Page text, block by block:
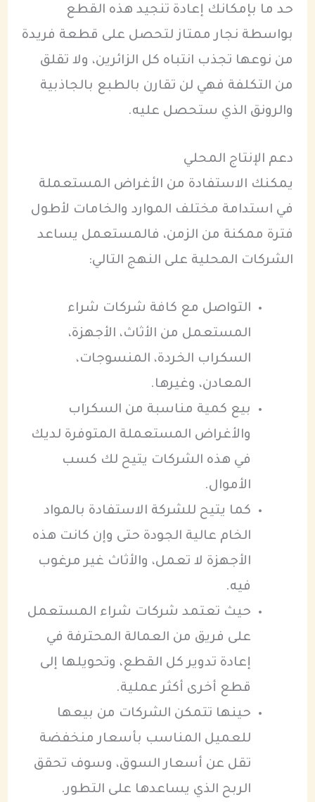
حد ما بإمكانك إعادة تنجيد هذه القطع
بواسطة نجار ممتاز لتحصل على قطعة فريدة
من نوعها تجذب انتباه كل الزائرين، ولا تقلق
من التكلفة فهي لن تقارن بالطبع بالجاذبية
والرونق الذي ستحصل عليه.
دعم الإنتاج المحلي
يمكنك الاستفادة من الأغراض المستعملة
في استدامة مختلف الموارد والخامات لأطول
فترة ممكنة من الزمن، فالمستعمل يساعد
الشركات المحلية على النهج التالي:
التواصل مع كافة شركات شراء
المستعمل من الأثاث، الأجهزة،
السكراب الخردة، المنسوجات،
المعادن، وغيرها.
بيع كمية مناسبة من السكراب
والأغراض المستعملة المتوفرة لديك
في هذه الشركات يتيح لك كسب
الأموال.
كما يتيح للشركة الاستفادة بالمواد
الخام عالية الجودة حتى وإن كانت هذه
الأجهزة لا تعمل، والأثاث غير مرغوب
فيه.
حيث تعتمد شركات شراء المستعمل
على فريق من العمالة المحترفة في
إعادة تدوير كل القطع، وتحويلها إلى
قطع أخرى أكثر عملية.
حينها تتمكن الشركات من بيعها
للعميل المناسب بأسعار منخفضة
تقل عن أسعار السوق، وسوف تحقق
الربح الذي يساعدها على التطور.